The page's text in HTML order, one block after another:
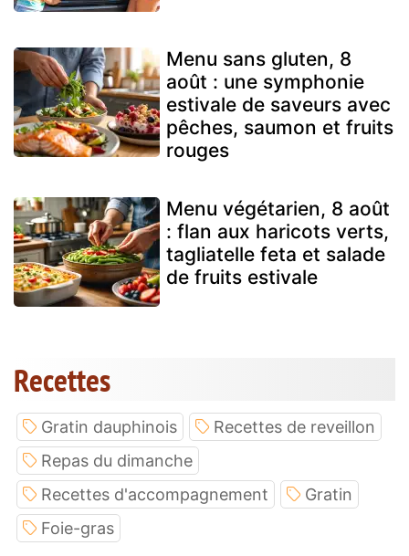
Menu sans gluten, 8
août : une symphonie
estivale de saveurs avec
pêches, saumon et fruits
rouges
Menu végétarien, 8 août
: flan aux haricots verts,
tagliatelle feta et salade
de fruits estivale
Recettes
Gratin dauphinois
Recettes de reveillon
Repas du dimanche
Recettes d'accompagnement
Gratin
Foie-gras